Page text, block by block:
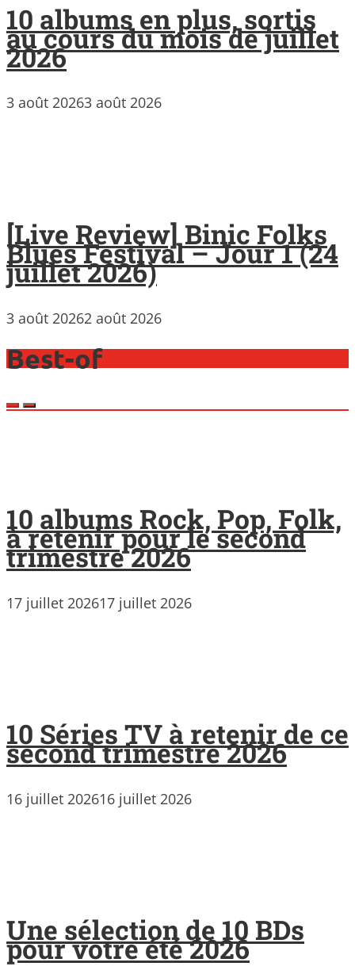
10 albums en plus, sortis
au cours du mois de juillet
2026
3 août 20263 août 2026
[Live Review] Binic Folks
Blues Festival – Jour 1 (24
juillet 2026)
3 août 20262 août 2026
Best-of
10 albums Rock, Pop, Folk,
à retenir pour le second
trimestre 2026
17 juillet 202617 juillet 2026
10 Séries TV à retenir de ce
second trimestre 2026
16 juillet 202616 juillet 2026
Une sélection de 10 BDs
pour votre été 2026